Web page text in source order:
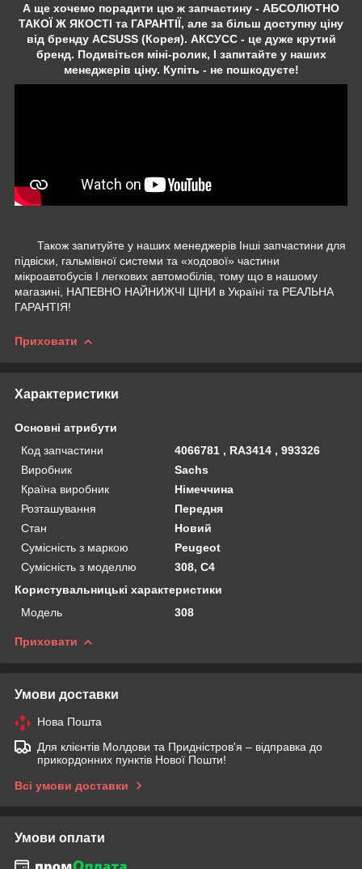
А ще хочемо порадити цю ж запчастину - АБСОЛЮТНО
ТАКОЇ Ж ЯКОСТІ та ГАРАНТІЇ, але за більш доступну ціну
від бренду ACSUSS (Корея). АКСУСС - це дуже крутий
бренд. Подивіться міні-ролик, І запитайте у наших
менеджерів ціну. Купіть - не пошкодуєте!
Також запитуйте у наших менеджерів Інші запчастини для
підвіски, гальмівної системи та «ходової» частини
мікроавтобусів І легкових автомобілів, тому що в нашому
магазині, НАПЕВНО НАЙНИЖЧІ ЦІНИ в Україні та РЕАЛЬНА
ГАРАНТІЯ!
Приховати
Характеристики
Основні атрибути
Код запчастини
4066781 , RA3414 , 993326
Виробник
Sachs
Країна виробник
Німеччина
Розташування
Передня
Стан
Новий
Сумісність з маркою
Peugeot
Сумісність з моделлю
308, C4
Користувальницькі характеристики
Мoдель
308
Приховати
Умови доставки
Нова Пошта
Для клієнтів Молдови та Придністров'я – відправка до
прикордонних пунктів Нової Пошти!
Всі умови доставки
Умови оплати